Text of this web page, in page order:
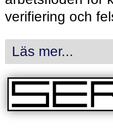
verifiering och
Läs mer...